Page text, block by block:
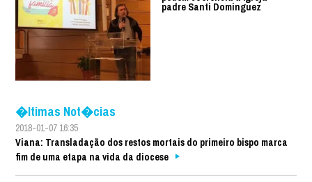
padre Santi Dominguez
�ltimas Not�cias
2018-01-07 16:35
Viana: Transladação dos restos mortais do primeiro bispo marca
fim de uma etapa na vida da diocese